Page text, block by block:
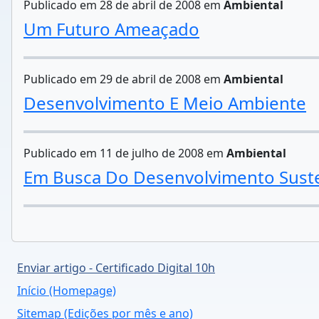
Publicado em 28 de abril de 2008 em Ambiental
Um Futuro Ameaçado
Publicado em 29 de abril de 2008 em Ambiental
Desenvolvimento E Meio Ambiente
Publicado em 11 de julho de 2008 em Ambiental
Em Busca Do Desenvolvimento
Enviar artigo - Certificado Digital 10h
Início (Homepage)
Sitemap (Edições por mês e ano)